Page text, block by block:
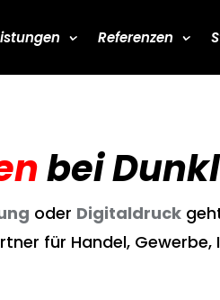
Referenzen
bei
oder Digitaldruck
für Handel,